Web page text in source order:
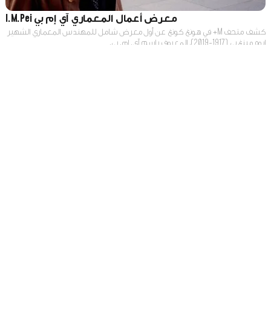
معرض أعمال المعماري آي إم بي I.M.Pei
كشف متحف M+ في هونغ كونغ عن أول معرض شامل للمهندس المعماري الشهير
إيوه مينغ بي (1917-2019)، المعروف باسم آي. إم. بي.